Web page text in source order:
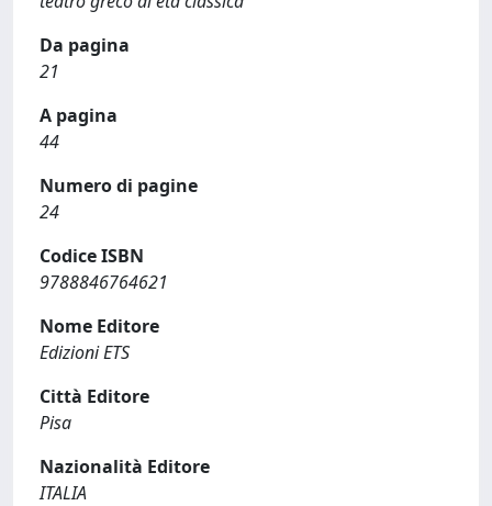
Da pagina
21
A pagina
44
Numero di pagine
24
Codice ISBN
9788846764621
Nome Editore
Edizioni ETS
Città Editore
Pisa
Nazionalità Editore
ITALIA